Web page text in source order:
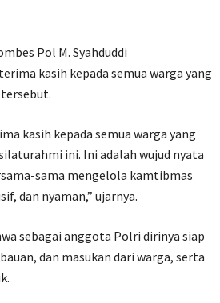
Pol M. Syahduddi
kasih kepada semua warga yang
kasih kepada semua warga yang
ini. Ini adalah wujud nyata
sama mengelola kamtibmas
dan nyaman,” ujarnya.
sebagai anggota Polri dirinya siap
dan masukan dari warga, serta